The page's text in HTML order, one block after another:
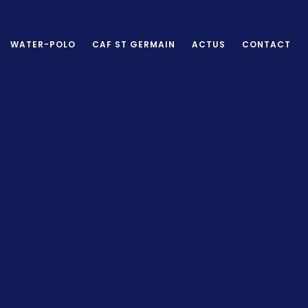
WATER-POLO CAF ST GERMAIN ACTUS CONTACT